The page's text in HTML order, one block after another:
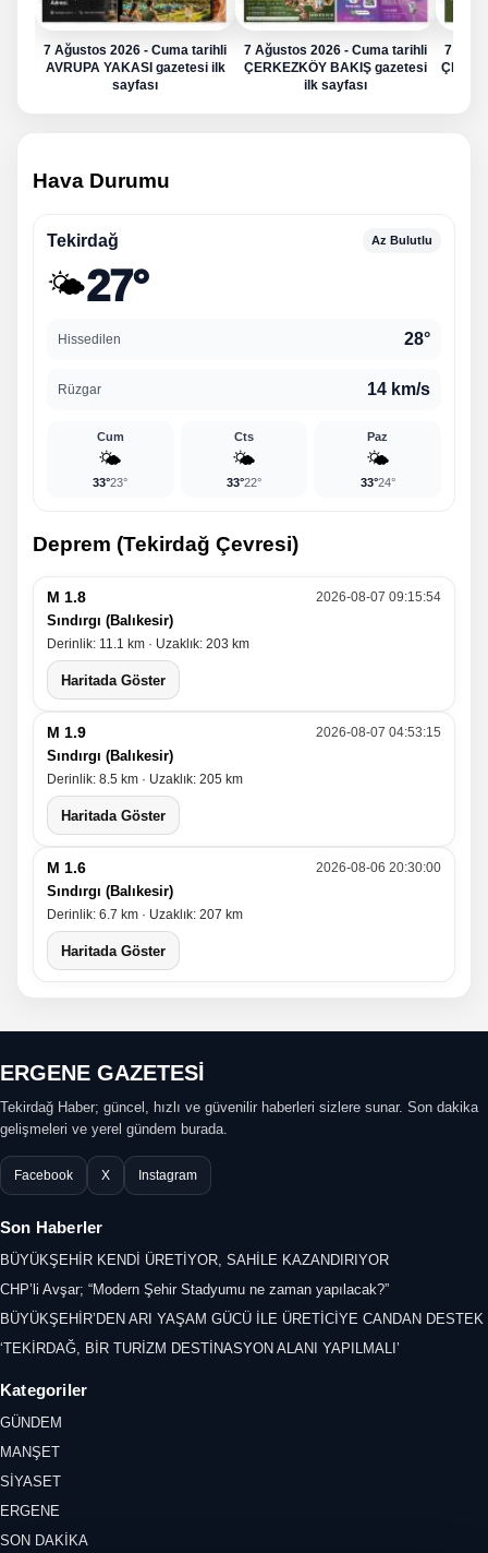
7 Ağustos 2026 - Cuma tarihli
AVRUPA YAKASI gazetesi ilk
sayfası
7 Ağustos 2026 - Cuma tarihli
ÇERKEZKÖY BAKIŞ gazetesi
ilk sayfası
7
Hava Durumu
Tekirdağ Az Bulutlu
🌤️27°
Hissedilen 28°
Rüzgar 14 km/s
Cum
🌤️
33°23°
Cts
🌤️
33°22°
Paz
🌤️
33°24°
Deprem (Tekirdağ Çevresi)
M 1.8 2026-08-07 09:15:54
Sındırgı (Balıkesir)
Derinlik: 11.1 km · Uzaklık: 203 km
Haritada Göster
M 1.9 2026-08-07 04:53:15
Sındırgı (Balıkesir)
Derinlik: 8.5 km · Uzaklık: 205 km
Haritada Göster
M 1.6 2026-08-06 20:30:00
Sındırgı (Balıkesir)
Derinlik: 6.7 km · Uzaklık: 207 km
Haritada Göster
ERGENE GAZETESİ
Tekirdağ Haber; güncel, hızlı ve güvenilir haberleri sizlere sunar. Son dakika
gelişmeleri ve yerel gündem burada.
Facebook X Instagram
Son Haberler
BÜYÜKŞEHİR KENDİ ÜRETİYOR, SAHİLE KAZANDIRIYOR
CHP’li Avşar; “Modern Şehir Stadyumu ne zaman yapılacak?”
BÜYÜKŞEHİR’DEN ARI YAŞAM GÜCÜ İLE ÜRETİCİYE CANDAN DESTEK
‘TEKİRDAĞ, BİR TURİZM DESTİNASYON ALANI YAPILMALI’
Kategoriler
GÜNDEM
MANŞET
SİYASET
ERGENE
SON DAKİKA